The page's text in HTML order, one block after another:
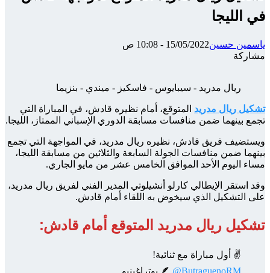
في الليجا
ياسمين حسين15/05/2022 - 10:08 ص
مشاركة
الإيميلريال مدريد - سيبايوس - فاسكيز - ميندي - بنزيما
تشكيل ريال مدريد المتوقع، أمام نظيره قادش، في المباراة التي
تجمع بينهما ضمن منافسات مسابقة الدوري الإسباني الممتاز، الليجا.
ويستضيف فريق قادش، نظيره ريال مدريد، في المواجهة التي تجمع
بينهما ضمن منافسات الجولة السابعة والثلاثين من مسابقة الليجا،
مساء اليوم الأحد الموافق الخامس عشر من مايو الجاري.
وقد استقر الإيطالي كارلو أنشيلوتي المدير الفني لفريق ريال مدريد،
على التشكيل الذي سيخوض به اللقاء أمام قادش.
تشكيل ريال مدريد المتوقع أمام قادش:
✌️ أول مباراة مع ثنائية!
🪶 @ButraguenoRM
بوتراغينيو